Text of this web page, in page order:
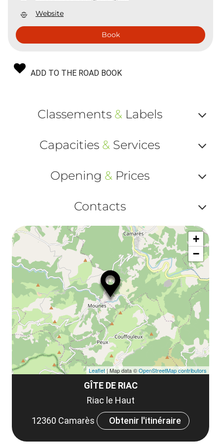
Website
Book
ADD TO THE ROAD BOOK
Classements &Labels
ou
Capacities & Services
ou
Opening &Prices
ou
et
Contacts
ou
GÎTE DE RIAC
Riac le Haut
12360 Camarès
Obtenir l'itinéraire
+
−
Leaflet| Map data ©OpenStreetMap contributors